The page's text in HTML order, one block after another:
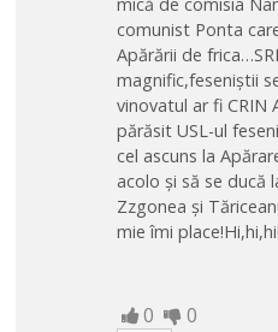
comunist Ponta
Apărării de
magnific,feseniștii
vinovatul ar fi CRIN
părăsit USL-ul
cel ascuns la
acolo și să se ducă
Zzgonea și
mie îmi place!Hi,hi,hi!
0 0